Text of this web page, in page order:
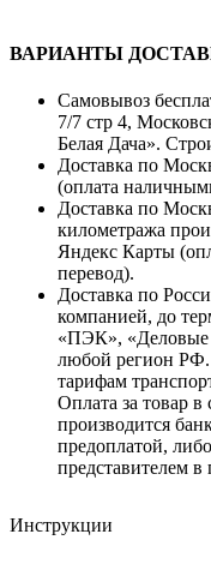
ВАРИАНТЫ
Самовывоз
7/7 стр 4,
Белая Дача».
Доставка по
(оплата
Доставка по
километража
Яндекс Карты
перевод).
Доставка по
компанией, до
«ПЭК»,
любой регион РФ.
тарифам
Оплата за товар в
производится
предоплатой,
представителем
Инструкции